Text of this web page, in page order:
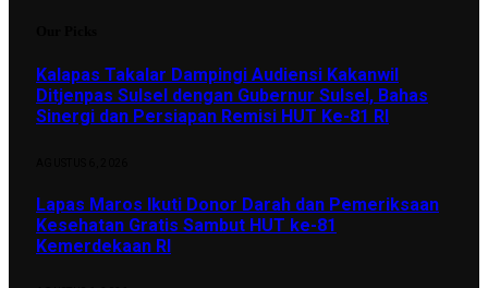
Kalapas Takalar Dampingi Audiensi Kakanwil
Ditjenpas Sulsel dengan Gubernur Sulsel, Bahas
Sinergi dan Persiapan Remisi HUT Ke-81 RI
Lapas Maros Ikuti Donor Darah dan Pemeriksaan
Kesehatan Gratis Sambut HUT ke-81
Kemerdekaan RI